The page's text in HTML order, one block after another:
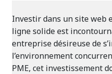
Investir dans un site web
ligne solide est
entreprise désireuse de
l’environnement
PME, cet investissement